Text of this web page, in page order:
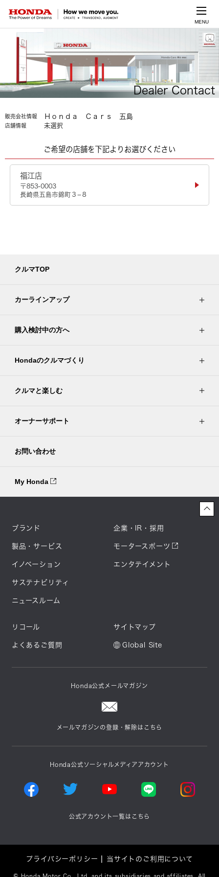
MENU
Dealer Contact
販売会社情報 Ｈｏｎｄａ Ｃａｒｓ 五島
店舗情報 未選択
ご希望の店舗を下記よりお選びください
福江店
〒853-0003
長崎県五島市錦町３−８
クルマTOP
カーラインアップ
購入検討中の方へ
Hondaのクルマづくり
クルマと楽しむ
オーナーサポート
お問い合わせ
My Honda
ブランド
製品・サービス
イノベーション
サステナビリティ
ニュースルーム
企業・IR・採用
モータースポーツ
エンタテイメント
リコール
よくあるご質問
サイトマップ
Global Site
Honda公式メールマガジン
メールマガジンの登録・解除はこちら
Honda公式ソーシャルメディアアカウント
公式アカウント一覧はこちら
プライバシーポリシー 当サイトのご利用について
Honda Motor Co., Ltd. and its subsidiaries and affiliates. All